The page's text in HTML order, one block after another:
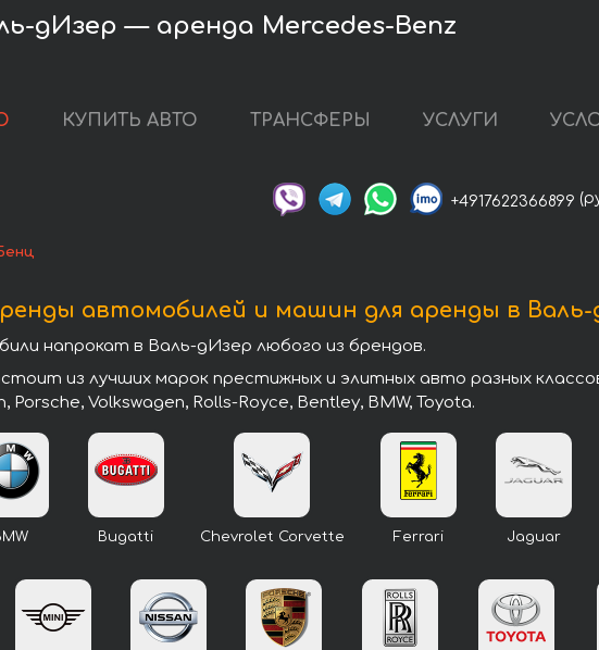
дИзер — аренда Mercedes-Benz
КУПИТЬ АВТО ТРАНСФЕРЫ УСЛУГИ
+4917622366899
автомобилей и машин для аренды в Валь-
напрокат в Валь-дИзер любого из брендов.
из лучших марок престижных и элитных авто разных
Volkswagen, Rolls-Royce, Bentley, BMW, Toyota.
Bugatti Chevrolet Corvette Ferrari Jaguar